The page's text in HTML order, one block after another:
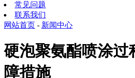
常见问题
联系我们
网站首页 - 新闻中心
硬泡聚氨酯喷涂过
障措施